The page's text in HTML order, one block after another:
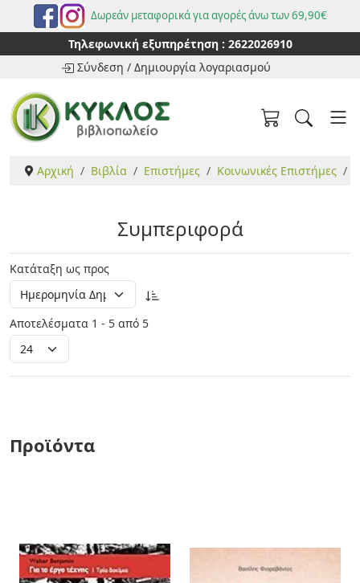
Δωρεάν μεταφορικά για αγορές άνω των 69,90€
Τηλεφωνική εξυπηρέτηση : 2622026910
Σύνδεση / Δημιουργία λογαριασμού
Αρχική Βιβλία Επιστήμες Κοινωνικές Επιστήμες
Συμπεριφορά
Κατάταξη ως προς
Αποτελέσματα 1 - 5 από 5
Προϊόντα